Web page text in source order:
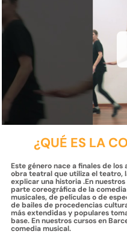
¿QUÉ ES LA
Este género nace a finales de
obra teatral que utiliza el teatro,
explicar una historia .En
parte coreográfica de la
musicales, de películas o de
de bailes de procedencias
más extendidas y populares
base. En nuestros cursos en
comedia musical.